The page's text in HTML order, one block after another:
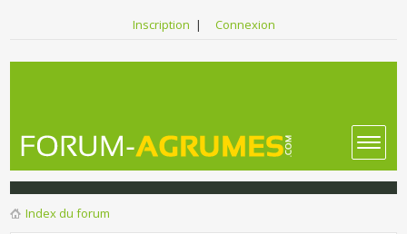
Inscription | Connexion
Index du forum